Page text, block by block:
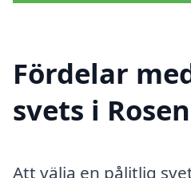
Fördelar
svets i
Att välja en pålitlig